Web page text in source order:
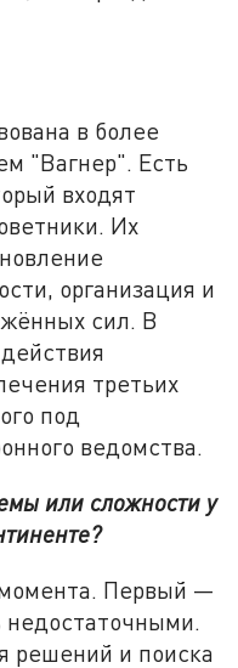
в более
"Вагнер". Есть
входят
Их
организация и
сил. В
третьих
под
ведомства.
или сложности у
Первый —
решений и поиска